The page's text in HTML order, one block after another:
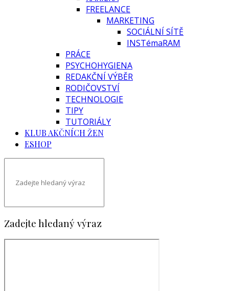
FREELANCE
MARKETING
SOCIÁLNÍ SÍTĚ
INSTémaRAM
PRÁCE
PSYCHOHYGIENA
REDAKČNÍ VÝBĚR
RODIČOVSTVÍ
TECHNOLOGIE
TIPY
TUTORIÁLY
KLUB AKČNÍCH ŽEN
ESHOP
Zadejte hledaný výraz